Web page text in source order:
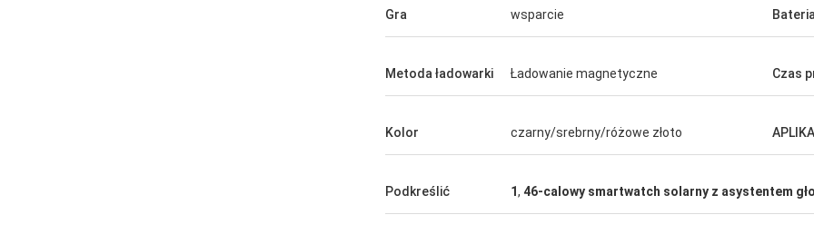
Gra wsparcie
Metoda ładowarki Ładowanie magnetyczne Czas
Kolor czarny/srebrny/różowe złoto
Podkreślić 1, 46-calowy smartwatch solarny z asystentem